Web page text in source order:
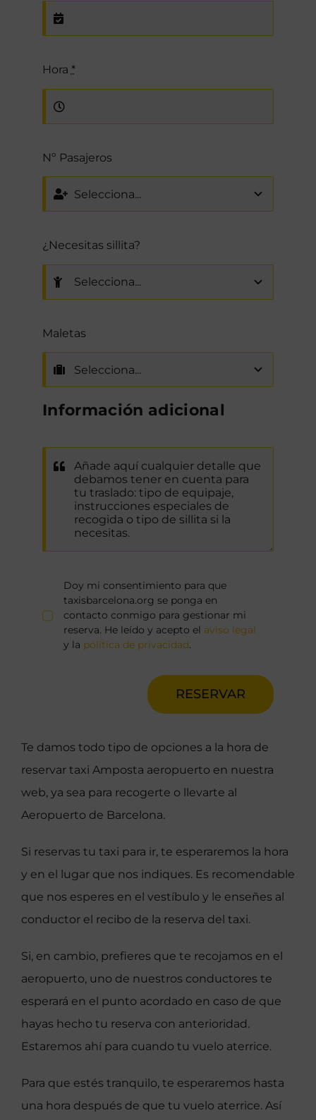
Hora *
Nº Pasajeros
¿Necesitas sillita?
Maletas
Información adicional
Doy mi consentimiento para que
taxisbarcelona.org se ponga en
contacto conmigo para gestionar mi
reserva. He leído y acepto el aviso legal
y la política de privacidad.
RESERVAR
Te damos todo tipo de opciones a la hora de
reservar taxi Amposta aeropuerto en nuestra
web, ya sea para recogerte o llevarte al
Aeropuerto de Barcelona.
Si reservas tu taxi para ir, te esperaremos la hora
y en el lugar que nos indiques. Es recomendable
que nos esperes en el vestíbulo y le enseñes al
conductor el recibo de la reserva del taxi.
Si, en cambio, prefieres que te recojamos en el
aeropuerto, uno de nuestros conductores te
esperará en el punto acordado en caso de que
hayas hecho tu reserva con anterioridad.
Estaremos ahí para cuando tu vuelo aterrice.
Para que estés tranquilo, te esperaremos hasta
una hora después de que tu vuelo aterrice. Así